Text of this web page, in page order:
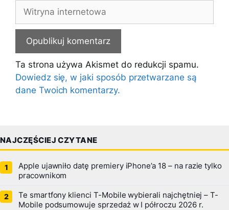
Witryna
internetowa
Ta strona używa Akismet do redukcji spamu.
Dowiedz się, w jaki sposób przetwarzane są
dane Twoich komentarzy.
NAJCZĘŚCIEJ CZYTANE
Apple ujawniło datę premiery iPhone’a 18 – na razie tylko
pracownikom
Te smartfony klienci T-Mobile wybierali najchętniej – T-
Mobile podsumowuje sprzedaż w I półroczu 2026 r.